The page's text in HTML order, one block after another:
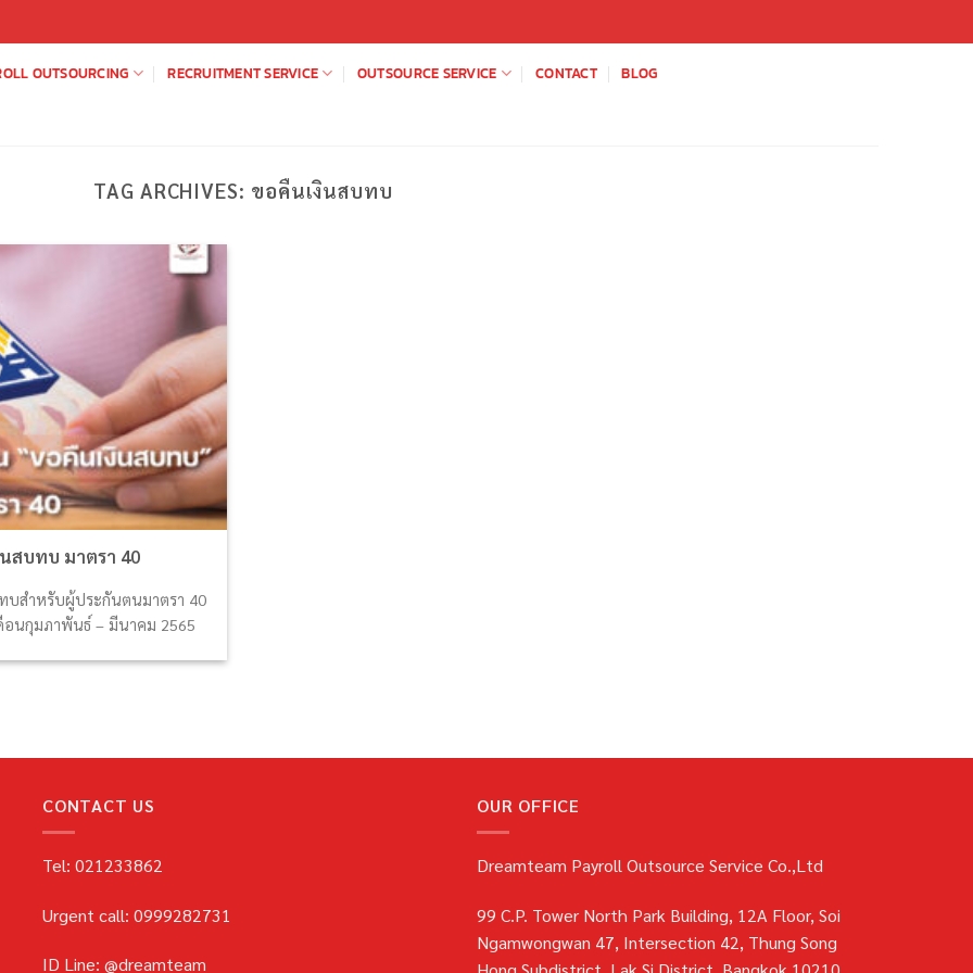
OUTSOURCING RECRUITMENT SERVICE OUTSOURCE SERVICE CONTACT BLOG
TAG ARCHIVES: ขอคืนเงินสบทบ
สบทบ มาตรา 40
สำหรับผู้ประกันตนมาตรา 40
อนกุมภาพันธ์ – มีนาคม 2565
CONTACT US
Tel: 021233862
Urgent call: 0999282731
ID Line: @dreamteam
OUR OFFICE
Dreamteam Payroll Outsource Service Co.,Ltd
99 C.P. Tower North Park Building, 12A Floor, Soi
Ngamwongwan 47, Intersection 42, Thung Song